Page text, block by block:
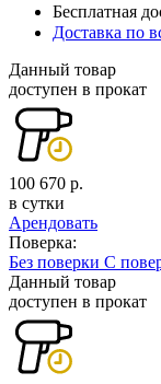
Бесплатная
Доставка по
Данный товар
доступен в прокат
100 670 р.
в сутки
Арендовать
Поверка:
Без поверки С
Данный товар
доступен в прокат